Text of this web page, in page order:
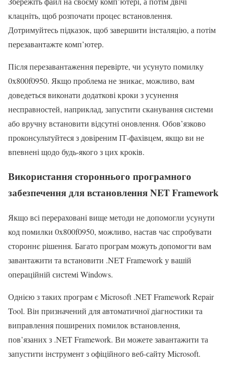
клацніть, щоб розпочати процес встановлення.
Дотримуйтесь підказок, щоб завершити інсталяцію, а потім
перезавантажте комп’ютер.
Після перезавантаження перевірте, чи усунуто помилку
0x800f0950. Якщо проблема не зникає, можливо, вам
доведеться виконати додаткові кроки з усунення
несправностей, наприклад, запустити сканування системи
або вручну встановити відсутні оновлення. Обов’язково
проконсультуйтеся з довіреним ІТ-фахівцем, якщо ви не
впевнені щодо будь-якого з цих кроків.
Використання стороннього програмного
забезпечення для встановлення NET Framework
Якщо всі перераховані вище методи не допомогли усунути
код помилки 0x800f0950, можливо, настав час спробувати
стороннє рішення. Багато програм можуть допомогти вам
завантажити та встановити .NET Framework у вашій
операційній системі Windows.
Однією з таких програм є Microsoft .NET Framework Repair
Tool. Він призначений для автоматичної діагностики та
виправлення поширених помилок встановлення,
пов’язаних з .NET Framework. Ви можете завантажити та
запустити інструмент з офіційного веб-сайту Microsoft.